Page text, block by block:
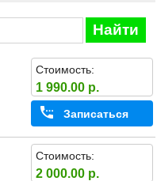
Найти
Стоимость:
1 990.00 р.
Записаться
Стоимость:
2 000.00 р.